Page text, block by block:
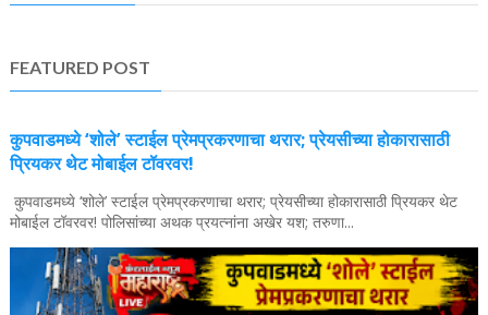
FEATURED POST
कुपवाडमध्ये ‘शोले’ स्टाईल प्रेमप्रकरणाचा थरार; प्रेयसीच्या होकारासाठी
प्रियकर थेट मोबाईल टॉवरवर!
कुपवाडमध्ये ‘शोले’ स्टाईल प्रेमप्रकरणाचा थरार; प्रेयसीच्या होकारासाठी प्रियकर थेट
मोबाईल टॉवरवर! पोलिसांच्या अथक प्रयत्नांना अखेर यश; तरुणा...